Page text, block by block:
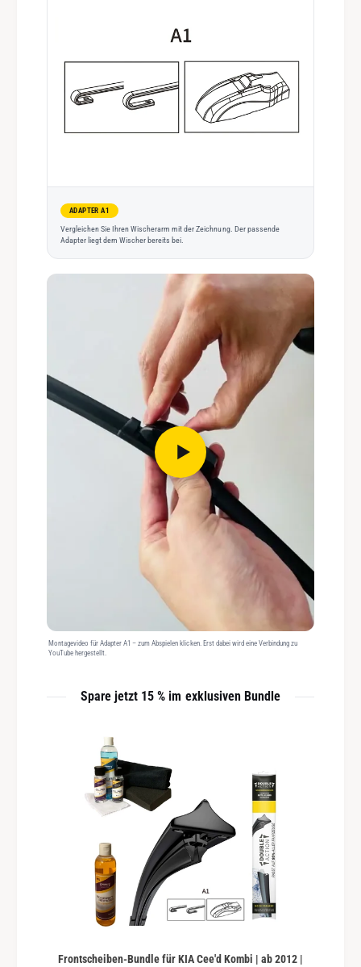
ADAPTER A1
Vergleichen Sie Ihren Wischerarm mit der Zeichnung. Der passende
Adapter liegt dem Wischer bereits bei.
Montagevideo für Adapter A1 – zum Abspielen klicken. Erst dabei wird eine Verbindung zu
YouTube hergestellt.
Spare jetzt 15 % im exklusiven Bundle
Frontscheiben-Bundle für KIA Cee'd Kombi | ab 2012 |